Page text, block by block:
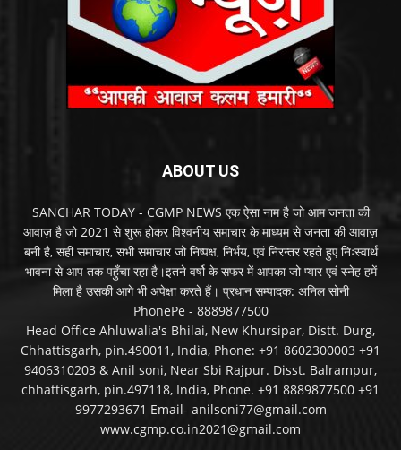
ABOUT US
SANCHAR TODAY - CGMP NEWS एक ऐसा नाम है जो आम जनता की
आवाज़ है जो 2021 से शुरू होकर विश्वनीय समाचार के माध्यम से जनता की आवाज़
बनी है, सही समाचार, सभी समाचार जो निष्पक्ष, निर्भय, एवं निरन्तर रहते हुए निःस्वार्थ
भावना से आप तक पहुँचा रहा है।इतने वर्षो के सफर में आपका जो प्यार एवं स्नेह हमें
मिला है उसकी आगे भी अपेक्षा करते हैं। प्रधान सम्पादक: अनिल सोनी
PhonePe - 8889877500
Head Office Ahluwalia's Bhilai, New Khursipar, Distt. Durg,
Chhattisgarh, pin.490011, India, Phone: +91 8602300003 +91
9406310203 & Anil soni, Near Sbi Rajpur. Disst. Balrampur,
chhattisgarh, pin.497118, India, Phone. +91 8889877500 +91
9977293671 Email- anilsoni77@gmail.com
www.cgmp.co.in2021@gmail.com